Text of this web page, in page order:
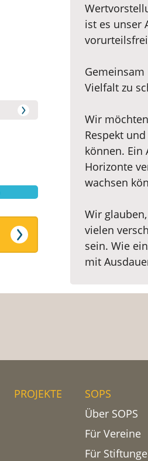
ist es unser
Vielfalt zu
Wir
Respekt
können. Ein
Horizonte
wachsen
Wir
vielen
sein. Wie
mit
PROJEKTE
SOPS
Über SOPS
Für Vereine
Für